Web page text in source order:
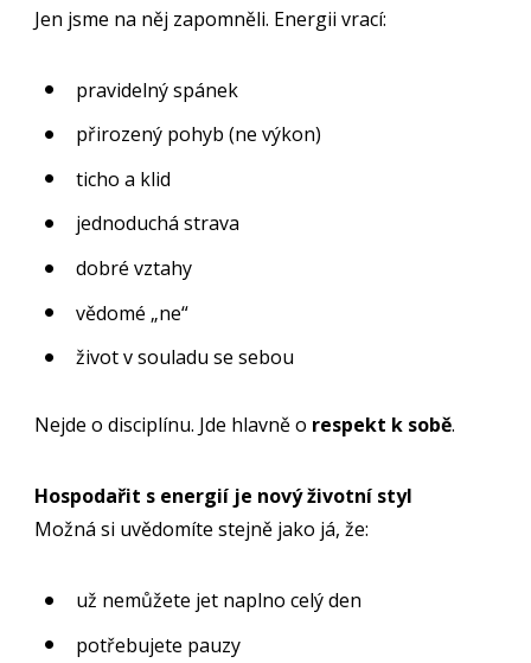
Jen jsme na něj zapomněli. Energii vrací:
pravidelný spánek
přirozený pohyb (ne výkon)
ticho a klid
jednoduchá strava
dobré vztahy
vědomé „ne“
život v souladu se sebou
Nejde o disciplínu. Jde hlavně o respekt k sobě.
Hospodařit s energií je nový životní styl
Možná si uvědomíte stejně jako já, že:
už nemůžete jet naplno celý den
potřebujete pauzy